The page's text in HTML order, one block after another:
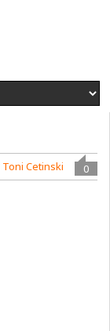
0
Toni Cetinski